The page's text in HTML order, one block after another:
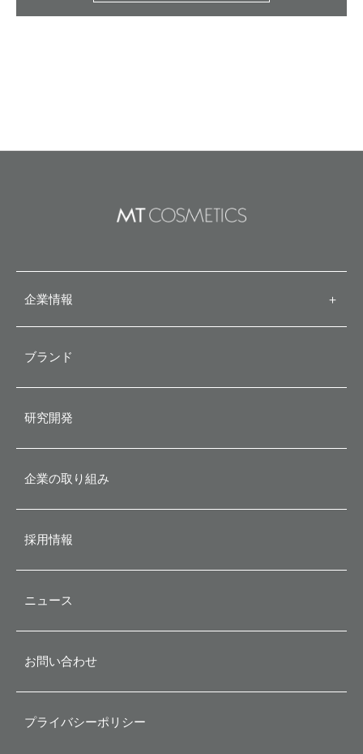
企業情報 ＋
会社概要
沿革
ブランド
研究開発
企業の取り組み
採用情報
ニュース
お問い合わせ
プライバシーポリシー